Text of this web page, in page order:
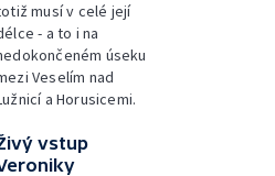
musí v celé její
- a to i na
úseku
Veselím nad
a Horusicemi.
vstup